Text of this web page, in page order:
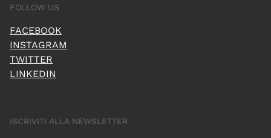
FOLLOW US
FACEBOOK
INSTAGRAM
TWITTER
LINKEDIN
ISCRIVITI ALLA NEWSLETTER